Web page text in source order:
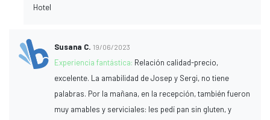
Hotel
Susana C. 19/06/2023
Experiencia fantástica: Relación calidad-precio,
excelente. La amabilidad de Josep y Sergi, no tiene
palabras. Por la mañana, en la recepción, también fueron
muy amables y serviciales: les pedí pan sin gluten, y